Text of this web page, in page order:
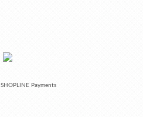
SHOPLINE Payments